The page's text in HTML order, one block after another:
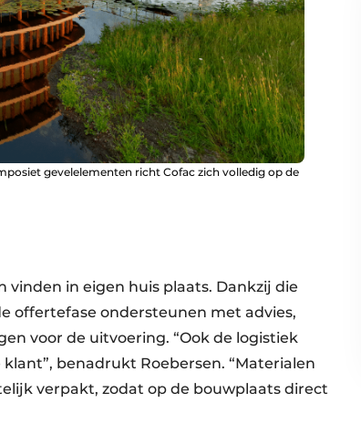
gevelelementen richt Cofac zich volledig op de
in eigen huis plaats. Dankzij die
offertefase ondersteunen met advies,
voor de uitvoering. “Ook de logistiek
benadrukt Roebersen. “Materialen
verpakt, zodat op de bouwplaats direct